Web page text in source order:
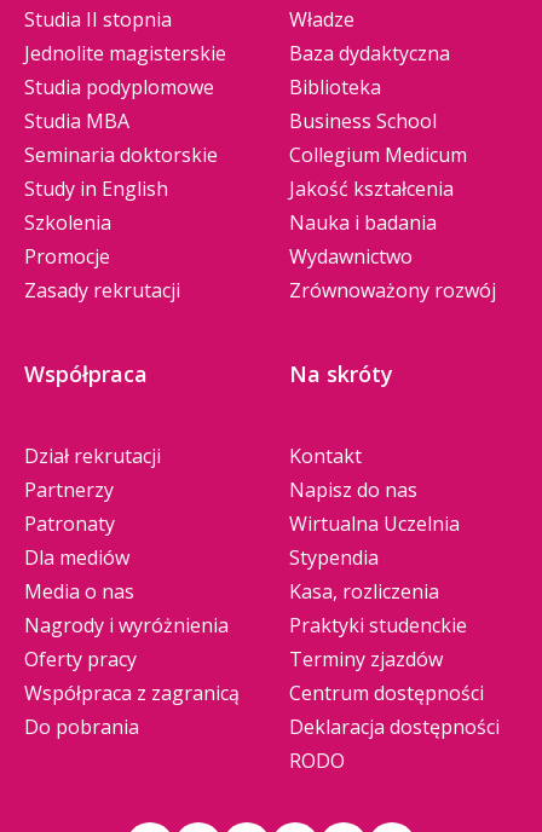
Studia II stopnia
Jednolite magisterskie
Studia podyplomowe
Studia MBA
Seminaria doktorskie
Study in English
Szkolenia
Promocje
Zasady rekrutacji
Władze
Baza dydaktyczna
Biblioteka
Business School
Collegium Medicum
Jakość kształcenia
Nauka i badania
Wydawnictwo
Zrównoważony rozwój
Współpraca
Dział rekrutacji
Partnerzy
Patronaty
Dla mediów
Media o nas
Nagrody i wyróżnienia
Oferty pracy
Współpraca z zagranicą
Do pobrania
Na skróty
Kontakt
Napisz do nas
Wirtualna Uczelnia
Stypendia
Kasa, rozliczenia
Praktyki studenckie
Terminy zjazdów
Centrum dostępności
Deklaracja dostępności
RODO